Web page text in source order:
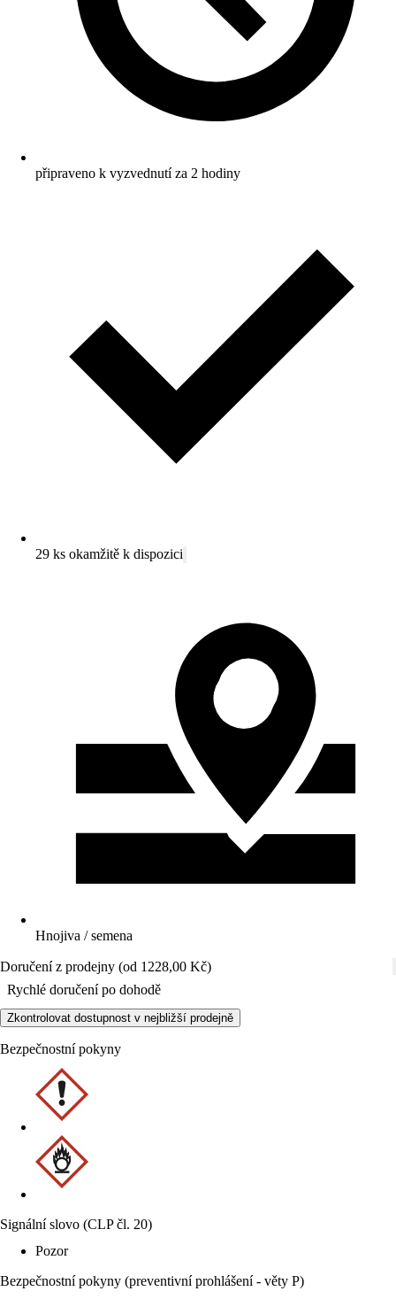
připraveno k vyzvednutí za 2 hodiny
29 ks okamžitě k dispozici
Hnojiva / semena
Doručení z prodejny (od 1228,00 Kč)
Rychlé doručení po dohodě
Zkontrolovat dostupnost v nejbližší prodejně
Bezpečnostní pokyny
Signální slovo (CLP čl. 20)
Pozor
Bezpečnostní pokyny (preventivní prohlášení - věty P)